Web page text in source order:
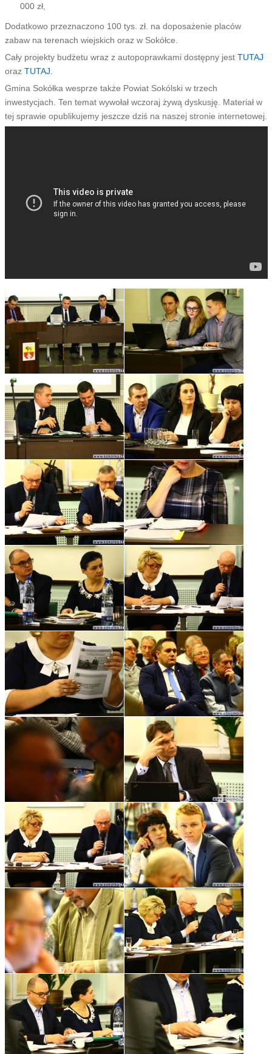
000 zł,
Dodatkowo przeznaczono 100 tys. zł. na doposażenie placów
zabaw na terenach wiejskich oraz w Sokółce.
Cały projekty budżetu wraz z autopoprawkami dostępny jest TUTAJ
oraz TUTAJ.
Gmina Sokółka wesprze także Powiat Sokólski w trzech
inwestycjach. Ten temat wywołał wczoraj żywą dyskusję. Materiał w
tej sprawie opublikujemy jeszcze dziś na naszej stronie internetowej.